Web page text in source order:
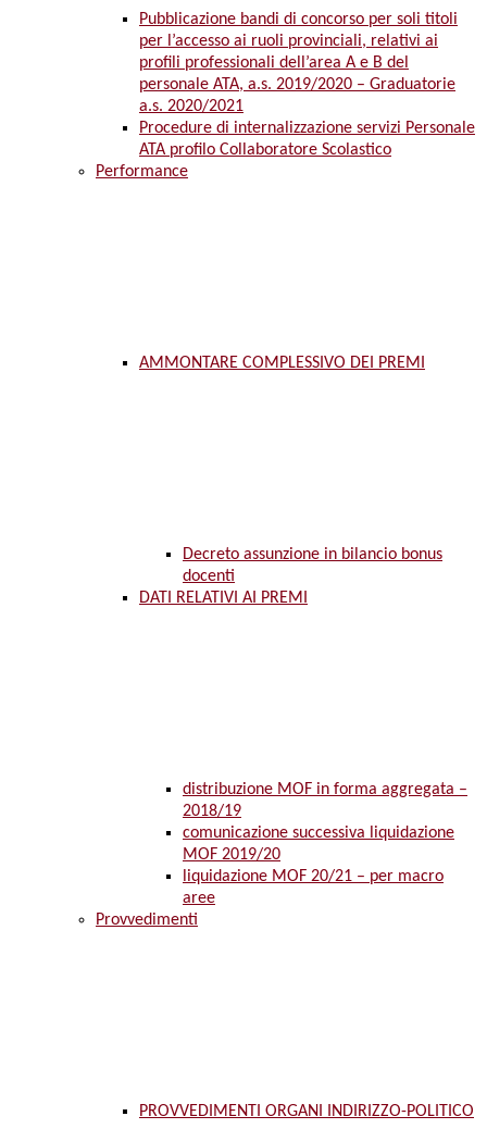
Pubblicazione bandi di concorso per soli titoli
per l’accesso ai ruoli provinciali, relativi ai
profili professionali dell’area A e B del
personale ATA, a.s. 2019/2020 – Graduatorie
a.s. 2020/2021
Procedure di internalizzazione servizi Personale
ATA profilo Collaboratore Scolastico
Performance
AMMONTARE COMPLESSIVO DEI PREMI
Decreto assunzione in bilancio bonus
docenti
DATI RELATIVI AI PREMI
distribuzione MOF in forma aggregata –
2018/19
comunicazione successiva liquidazione
MOF 2019/20
liquidazione MOF 20/21 – per macro
aree
Provvedimenti
PROVVEDIMENTI ORGANI INDIRIZZO-POLITICO